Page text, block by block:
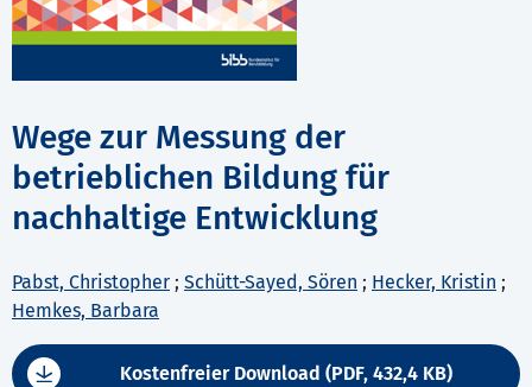
Wege zur Messung der
betrieblichen Bildung für
nachhaltige Entwicklung
Pabst, Christopher ; Schütt-Sayed, Sören ; Hecker, Kristin ;
Hemkes, Barbara
Kostenfreier Download (PDF, 432,4 KB)